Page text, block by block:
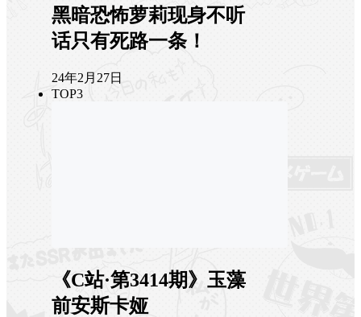
黑暗恐怖萝莉现身不听
话只有死路一条！
24年2月27日
TOP3
《C站·第3414期》玉藻
前安斯卡娅